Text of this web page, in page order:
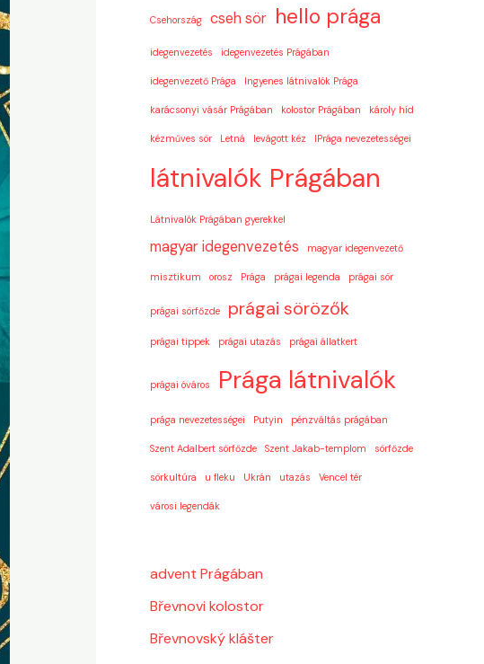
Csehország cseh sör hello prága
idegenvezetés idegenvezetés Prágában
idegenvezető Prága Ingyenes látnivalók Prága
karácsonyi vásár Prágában kolostor Prágában károly híd
kézműves sör Letná levágott kéz lPrága nevezetességei
látnivalók Prágában
Látnivalók Prágában gyerekkel
magyar idegenvezetés magyar idegenvezető
misztikum orosz Prága prágai legenda prágai sör
prágai sörfőzde prágai sörözők
prágai tippek prágai utazás prágai állatkert
prágai óváros Prága látnivalók
prága nevezetességei Putyin pénzváltás prágában
Szent Adalbert sörfőzde Szent Jakab-templom sörfőzde
sörkultúra u fleku Ukrán utazás Vencel tér
városi legendák
advent Prágában
Břevnovi kolostor
Břevnovský klášter